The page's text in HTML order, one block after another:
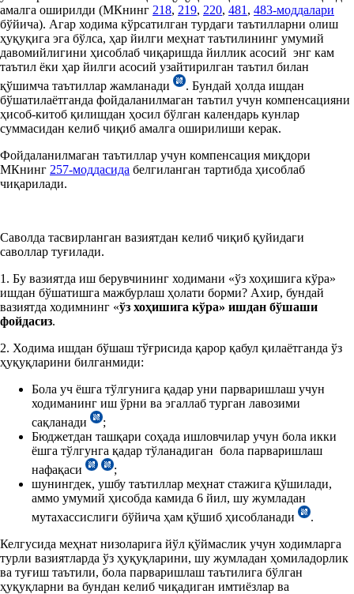
амалга оширилди (МКнинг 218, 219, 220, 481 , 483-моддалари
бўйича). Агар ходима кўрсатилган турдаги таътилларни олиш
ҳуқуқига эга бўлса, ҳар йилги меҳнат таътилининг умумий
давомийлигини ҳисоблаб чиқаришда йиллик асосий энг кам
таътил ёки ҳар йилги асосий узайтирилган таътил билан
қўшимча таътиллар жамланади
. Бундай ҳолда ишдан
бўшатилаётганда фойдаланилмаган таътил учун компенсацияни
ҳисоб-китоб қилишдан ҳосил бўлган календарь кунлар
суммасидан келиб чиқиб амалга оширилиши керак.
Фойдаланилмаган таътиллар учун компенсация миқдори
МКнинг 257-моддасида белгиланган тартибда ҳисоблаб
чиқарилади.
Саволда тасвирланган вазиятдан келиб чиқиб қуйидаги
саволлар туғилади.
1. Бу вазиятда иш берувчининг ходимани «ўз хоҳишига кўра»
ишдан бўшатишга мажбурлаш ҳолати борми? Ахир, бундай
вазиятда ходимнинг «ўз хоҳишига кўра» ишдан бўшаши
фойдасиз.
2. Ходима ишдан бўшаш тўғрисида қарор қабул қилаётганда ўз
ҳуқуқларини билганмиди:
Бола уч ёшга тўлгунига қадар уни парваришлаш учун
ходиманинг иш ўрни ва эгаллаб турган лавозими
сақланади
;
Бюджетдан ташқари соҳада ишловчилар учун бола икки
ёшга тўлгунга қадар тўланадиган бола парваришлаш
нафақаси
;
шунингдек, ушбу таътиллар меҳнат стажига қўшилади,
аммо умумий ҳисобда камида 6 йил, шу жумладан
мутахассислиги бўйича ҳам қўшиб ҳисобланади
.
Келгусида меҳнат низоларига йўл қўймаслик учун ходимларга
турли вазиятларда ўз ҳуқуқларини, шу жумладан ҳомиладорлик
ва туғиш таътили, бола парваришлаш таътилига бўлган
ҳуқуқларни ва бундан келиб чиқадиган имтиёзлар ва